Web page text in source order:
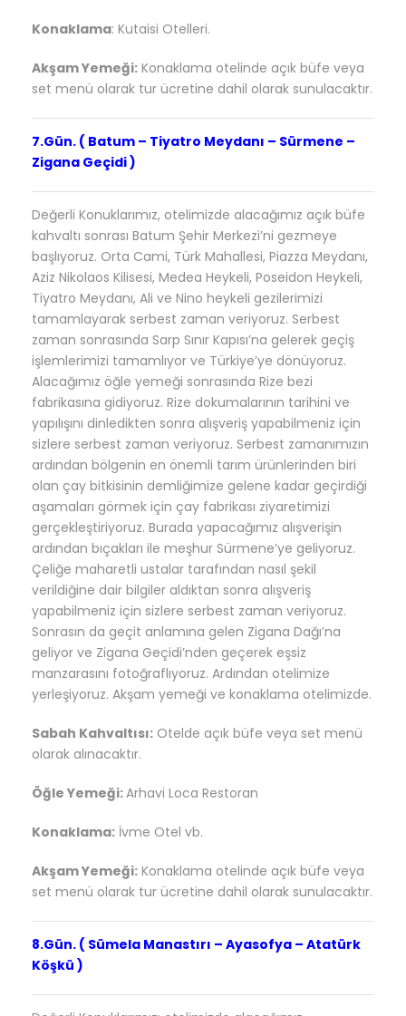
Konaklama: Kutaisi Otelleri.
Akşam Yemeği: Konaklama otelinde açık büfe veya
set menü olarak tur ücretine dahil olarak sunulacaktır.
7.Gün. ( Batum – Tiyatro Meydanı – Sürmene –
Zigana Geçidi )
Değerli Konuklarımız, otelimizde alacağımız açık büfe
kahvaltı sonrası Batum Şehir Merkezi’ni gezmeye
başlıyoruz. Orta Cami, Türk Mahallesi, Piazza Meydanı,
Aziz Nikolaos Kilisesi, Medea Heykeli, Poseidon Heykeli,
Tiyatro Meydanı, Ali ve Nino heykeli gezilerimizi
tamamlayarak serbest zaman veriyoruz. Serbest
zaman sonrasında Sarp Sınır Kapısı’na gelerek geçiş
işlemlerimizi tamamlıyor ve Türkiye’ye dönüyoruz.
Alacağımız öğle yemeği sonrasında Rize bezi
fabrikasına gidiyoruz. Rize dokumalarının tarihini ve
yapılışını dinledikten sonra alışveriş yapabilmeniz için
sizlere serbest zaman veriyoruz. Serbest zamanımızın
ardından bölgenin en önemli tarım ürünlerinden biri
olan çay bitkisinin demliğimize gelene kadar geçirdiği
aşamaları görmek için çay fabrikası ziyaretimizi
gerçekleştiriyoruz. Burada yapacağımız alışverişin
ardından bıçakları ile meşhur Sürmene’ye geliyoruz.
Çeliğe maharetli ustalar tarafından nasıl şekil
verildiğine dair bilgiler aldıktan sonra alışveriş
yapabilmeniz için sizlere serbest zaman veriyoruz.
Sonrasın da geçit anlamına gelen Zigana Dağı’na
geliyor ve Zigana Geçidi’nden geçerek eşsiz
manzarasını fotoğraflıyoruz. Ardından otelimize
yerleşiyoruz. Akşam yemeği ve konaklama otelimizde.
Sabah Kahvaltısı: Otelde açık büfe veya set menü
olarak alınacaktır.
Öğle Yemeği:Arhavi Loca Restoran
Konaklama: İvme Otel vb.
Akşam Yemeği: Konaklama otelinde açık büfe veya
set menü olarak tur ücretine dahil olarak sunulacaktır.
8.Gün. ( Sümela Manastırı – Ayasofya – Atatürk
Köşkü )